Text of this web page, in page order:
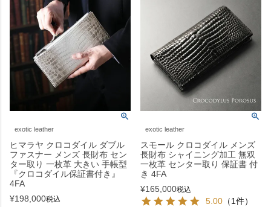
exotic leather
ヒマラヤ クロコダイル ダブル
ファスナー メンズ 長財布 セン
ター取り 一枚革 大きい 手帳型
『クロコダイル保証書付き』
4FA
¥198,000税込
exotic leather
スモール クロコダイル メンズ
長財布 シャイニング加工 無双
一枚革 センター取り 保証書 付
き 4FA
¥165,000税込
5.00 （1件）